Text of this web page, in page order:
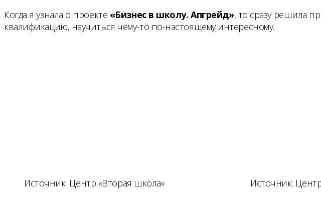
Когда я узнала о проекте «Бизнес в школу. Апгрейд», то сразу решила
квалификацию, научиться чему-то по-настоящему интересному.
Источник: Центр «Вторая школа» Источник: